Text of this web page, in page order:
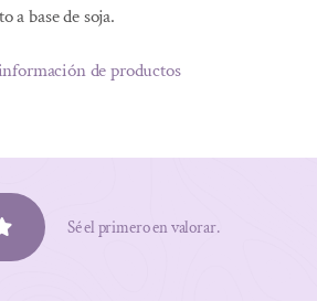
a base de soja.
de productos
Sé el primero en valorar.